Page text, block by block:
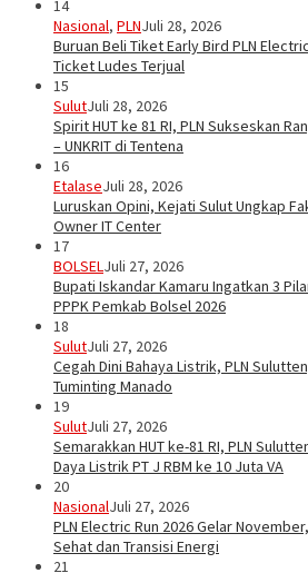
14
Nasional, PLNJuli 28, 2026
Buruan Beli Tiket Early Bird PLN
Ticket Ludes Terjual
15
SulutJuli 28, 2026
Spirit HUT ke 81 RI, PLN Sukseskan
– UNKRIT di Tentena
16
EtalaseJuli 28, 2026
Luruskan Opini, Kejati Sulut Ungkap
Owner IT Center
17
BOLSELJuli 27, 2026
Bupati Iskandar Kamaru Ingatkan 3
PPPK Pemkab Bolsel 2026
18
SulutJuli 27, 2026
Cegah Dini Bahaya Listrik, PLN
Tuminting Manado
19
SulutJuli 27, 2026
Semarakkan HUT ke-81 RI, PLN
Daya Listrik PT J RBM ke 10 Juta VA
20
NasionalJuli 27, 2026
PLN Electric Run 2026 Gelar
Sehat dan Transisi Energi
21